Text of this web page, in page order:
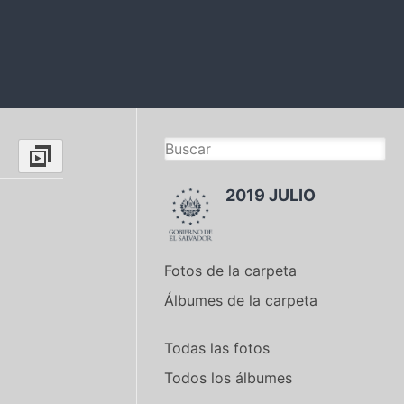
2019 JULIO
Fotos de la carpeta
Álbumes de la carpeta
Todas las fotos
Todos los álbumes